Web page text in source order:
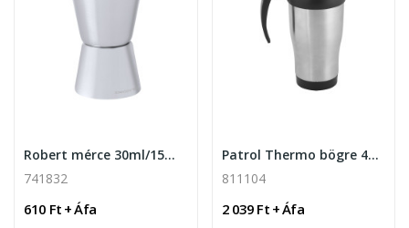
Robert mérce 30ml/15ml , ezüst
741832
610 Ft + Áfa
Patrol Thermo bögre 450ml, ezüst
811104
2 039 Ft + Áfa